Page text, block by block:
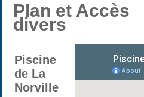
Plan et Accès
divers
Piscine
de La
Norville